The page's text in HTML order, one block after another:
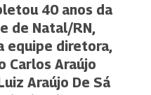
40 anos da
de Natal/RN,
equipe diretora,
Carlos Araújo
Araújo De Sá